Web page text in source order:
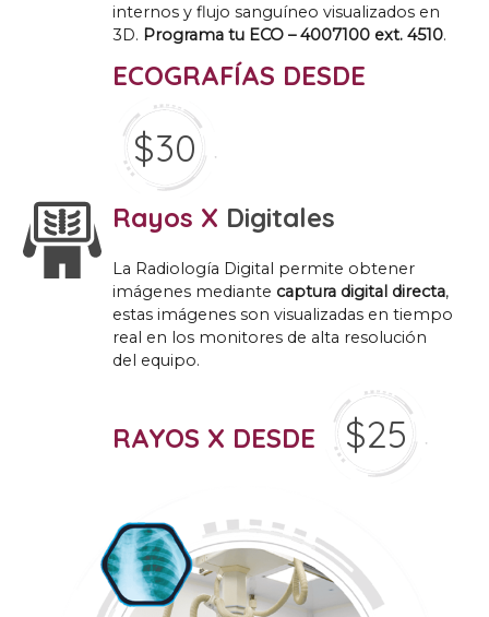
internos y flujo sanguíneo visualizados en
3D. Programa tu ECO – 4007100 ext. 4510.
ECOGRAFÍAS DESDE
$30
Rayos X Digitales
La Radiología Digital permite obtener
imágenes mediante captura digital directa,
estas imágenes son visualizadas en tiempo
real en los monitores de alta resolución
del equipo.
RAYOS X DESDE $25